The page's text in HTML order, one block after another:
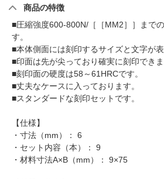
商品の特徴
■圧縮強度600-800N/［［MM2］］まで
す。
■本体側面には刻印するサイズと文字が表
■印面は先が尖っており確実に刻印できま
■刻印面の硬度は58～61HRCです。
■丈夫なケースに入っております。
■スタンダードな刻印セットです。
【仕様】
・寸法（mm）： 6
・セット内容（本）： 9
・材料寸法A×B（mm）： 9×75